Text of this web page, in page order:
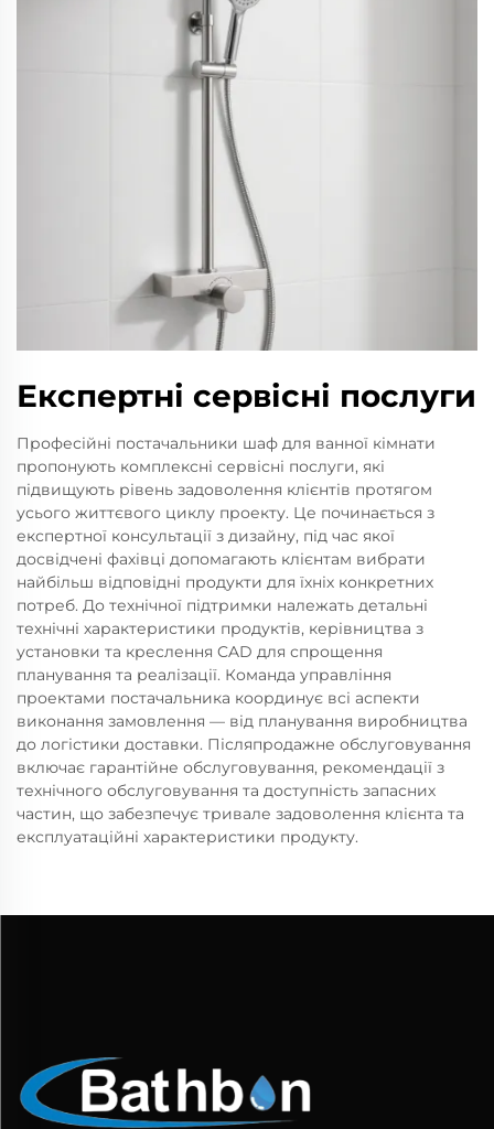
Експертні сервісні послуги
Професійні постачальники шаф для ванної кімнати
пропонують комплексні сервісні послуги, які
підвищують рівень задоволення клієнтів протягом
усього життєвого циклу проекту. Це починається з
експертної консультації з дизайну, під час якої
досвідчені фахівці допомагають клієнтам вибрати
найбільш відповідні продукти для їхніх конкретних
потреб. До технічної підтримки належать детальні
технічні характеристики продуктів, керівництва з
установки та креслення CAD для спрощення
планування та реалізації. Команда управління
проектами постачальника координує всі аспекти
виконання замовлення — від планування виробництва
до логістики доставки. Післяпродажне обслуговування
включає гарантійне обслуговування, рекомендації з
технічного обслуговування та доступність запасних
частин, що забезпечує тривале задоволення клієнта та
експлуатаційні характеристики продукту.